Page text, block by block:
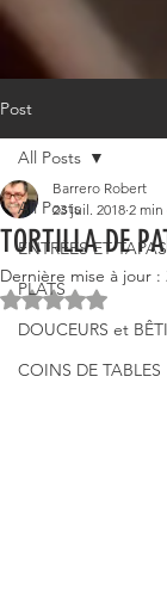
Post
All Posts
ENTRÉES ET TAPAS
PLATS
DOUCEURS et
COINS DE TABLES
All Posts
TORTILLA DE
Barrero Robert
23 juil. 2018 2
Dernière mise à jour :
Noté NaN